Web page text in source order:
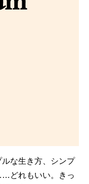
な生き方、シンプ
どれもいい。きっ